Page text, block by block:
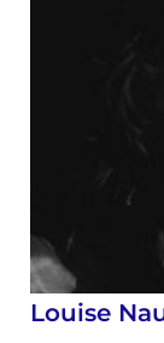
Louise